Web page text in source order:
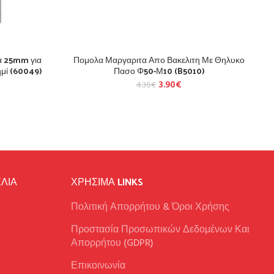
για
(60049)
Πομολα Μαργαριτα Απο Βακελιτη Με Θηλυκο
Πασο Φ50-Μ10 (B5010)
4.30€ 3.90€
ΧΡΉΣΙΜΑ LINKS
Πολιτική Απορρήτου & Όροι Χρήσης
Προστασία Προσωπικών Δεδομένων Και
Απορρήτου (GDPR)
Επικοινωνία